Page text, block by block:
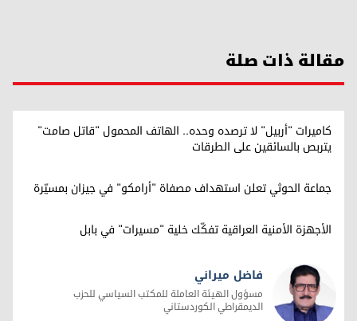
مقالة ذات صلة
كاميرات "أربيل" لا ترصده وحده.. الهاتف المحمول "قاتل صامت"
يتربص بالسائقين على الطرقات
جماعة الحوثي تعلن استهداف مصفاة "أرامكو" في جيزان بمسيّرة
الأجهزة الأمنية العراقية تفكّك خلية "مسيرات" في بابل
فاضل ميراني
مسؤول الهيئة العاملة للمكتب السياسي للحزب
الديمقراطي الكوردستاني